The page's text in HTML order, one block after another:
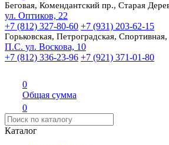
Беговая, Комендантский пр., Старая
ул. Оптиков, 22
+7 (812) 327-80-60 +7 (931) 203-62-15
Горьковская, Петроградская,
П.С. ул. Воскова, 10
+7 (812) 336-23-96 +7 (921) 371-01-80
0
Общая сумма
0
Каталог